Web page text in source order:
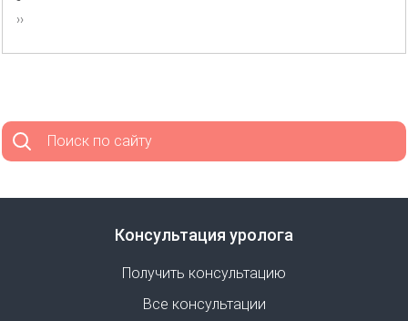
Следующая
››
Поиск по сайту
Консультация уролога
Получить консультацию
Все консультации